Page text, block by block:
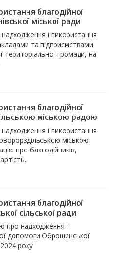
благодійної
міської ради
і використання
та підприємствами
територіальної громади, на
благодійної
міською радою
і використання
міською
про благодійників,
благодійної
сільської ради
про надходження і
допомоги Оброшинської
2024 року